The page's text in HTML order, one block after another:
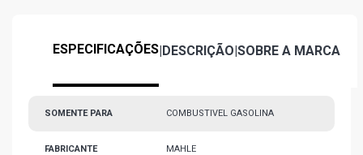
ESPECIFICAÇÕES|DESCRIÇÃO|SOBRE A MARCA
SOMENTE PARA COMBUSTIVEL GASOLINA
FABRICANTE MAHLE